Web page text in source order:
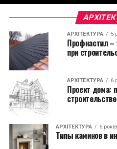
АРХІТЕКТУРА 5
Профнастил –
при
АРХІТЕКТУРА 6
Проект дома:
строительстве
АРХІТЕКТУРА 6
Типы каминов в